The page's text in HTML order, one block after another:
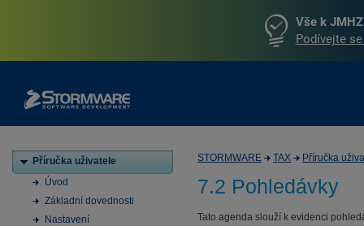
Vše k
Podívejte
Příručka uživatele
Úvod
Základní dovednosti
Nastavení
STORMWARE TAX Příručka
7.2 Pohledávky
Tato agenda slouží k evidenci